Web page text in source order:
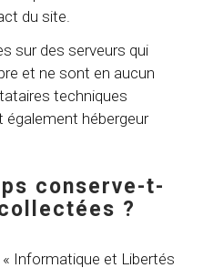
du site.
sur des serveurs qui
et ne sont en aucun
techniques
également hébergeur
conserve-t-
?
Informatique et Libertés